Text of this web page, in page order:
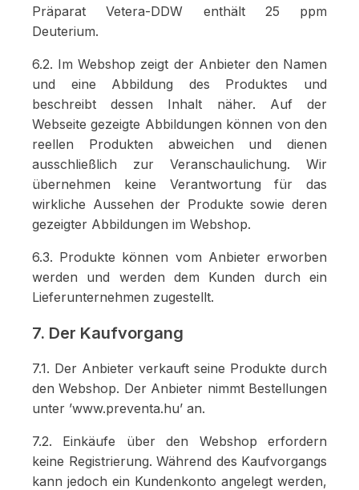
Präparat Vetera-DDW enthält 25 ppm
Deuterium.
6.2. Im Webshop zeigt der Anbieter den Namen
und eine Abbildung des Produktes und
beschreibt dessen Inhalt näher. Auf der
Webseite gezeigte Abbildungen können von den
reellen Produkten abweichen und dienen
ausschließlich zur Veranschaulichung. Wir
übernehmen keine Verantwortung für das
wirkliche Aussehen der Produkte sowie deren
gezeigter Abbildungen im Webshop.
6.3. Produkte können vom Anbieter erworben
werden und werden dem Kunden durch ein
Lieferunternehmen zugestellt.
7. Der Kaufvorgang
7.1. Der Anbieter verkauft seine Produkte durch
den Webshop. Der Anbieter nimmt Bestellungen
unter ’www.preventa.hu’ an.
7.2. Einkäufe über den Webshop erfordern
keine Registrierung. Während des Kaufvorgangs
kann jedoch ein Kundenkonto angelegt werden,